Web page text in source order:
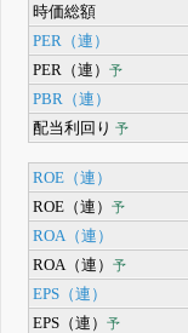
時価総額
PER（連）
PER（連）予
PBR（連）
配当利回り 予
ROE（連）
ROE（連）予
ROA（連）
ROA（連）予
EPS（連）
EPS（連）予